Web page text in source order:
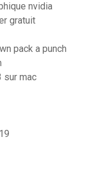
nvidia
gratuit
pack a punch
sur mac